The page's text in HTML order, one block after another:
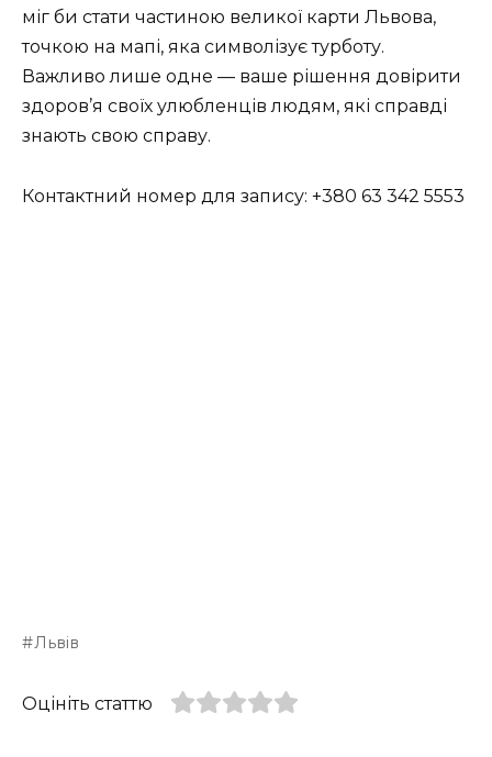
міг би стати частиною великої карти Львова,
точкою на мапі, яка символізує турботу.
Важливо лише одне — ваше рішення довірити
здоров’я своїх улюбленців людям, які справді
знають свою справу.
Контактний номер для запису: +380 63 342 5553
Львів
Оцініть статтю